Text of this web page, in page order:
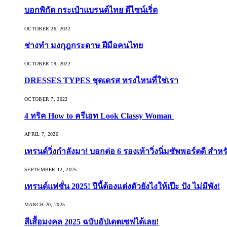
บอกพิกัด กระเป๋าแบรนด์ไทย ดีไซน์เริ่ด
OCTOBER 26, 2022
ช่างทำ มงกุฎกระดาษ ฝีมือคนไทย
OCTOBER 19, 2022
DRESSES TYPES ชุดเดรส ทรงไหนที่ใช่เรา
OCTOBER 7, 2022
4 ทริค How to ครีเอท Look Classy Woman
APRIL 7, 2026
เทรนด์วิ่งกำลังมา! บอกต่อ 6 รองเท้าวิ่งนิ่มซัพพอร์ตดี สำห
SEPTEMBER 12, 2025
เทรนด์แฟชั่น 2025! ปีนี้ต้องแต่งตัวยังไงให้เป๊ะ ปัง ไม่มีพัง!
MARCH 20, 2025
สีเสื้อมงคล 2025 ฉบับอัปเดตเซฟได้เลย!